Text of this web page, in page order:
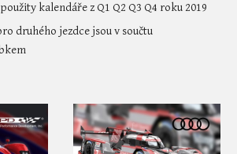
kalendáře z Q1 Q2 Q3 Q4 roku 2019
druhého jezdce jsou v součtu